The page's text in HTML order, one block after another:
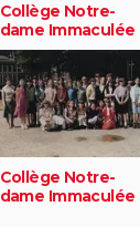
Collège Notre-
dame Immaculée
Collège Notre-
dame Immaculée